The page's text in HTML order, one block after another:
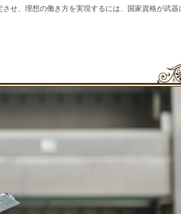
せ、理想の働き方を実現するには、国家資格が武器